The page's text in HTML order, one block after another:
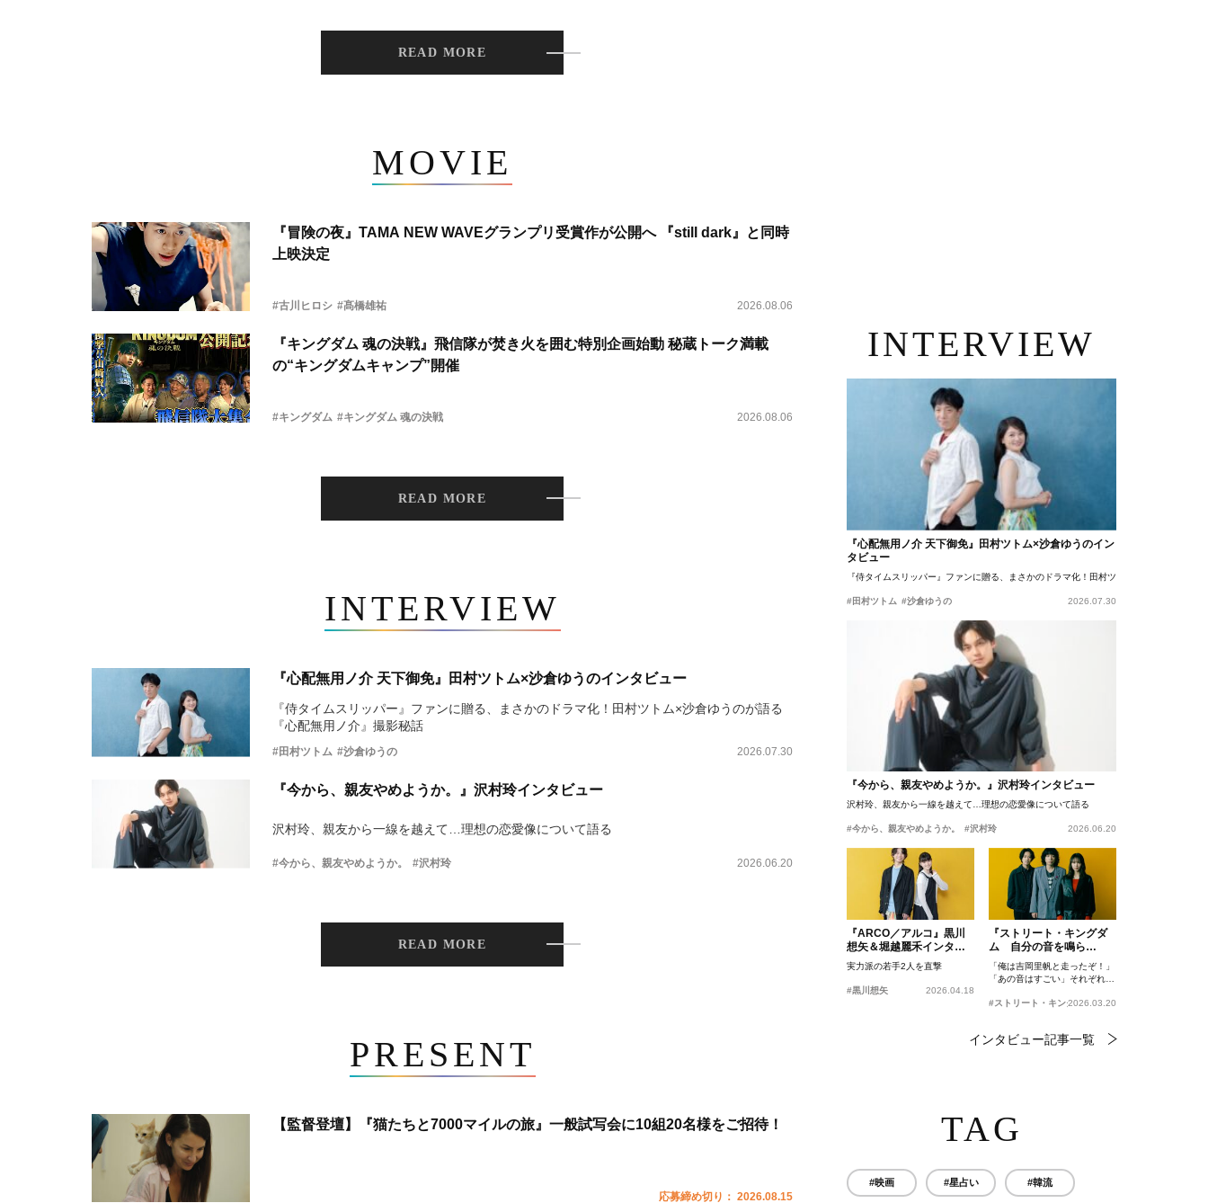
READ MORE
MOVIE
『冒険の夜』TAMA NEW WAVEグランプリ受賞作が公開へ 『still dark』と同時
上映決定
#古川ヒロシ #髙橋雄祐 2026.08.06
『キングダム 魂の決戦』飛信隊が焚き火を囲む特別企画始動 秘蔵トーク満載
の“キングダムキャンプ”開催
#キングダム #キングダム 魂の決戦 2026.08.06
READ MORE
INTERVIEW
『心配無用ノ介 天下御免』田村ツトム×沙倉ゆうのインタビュー
『侍タイムスリッパー』ファンに贈る、まさかのドラマ化！田村ツトム×沙倉ゆうのが語る
『心配無用ノ介』撮影秘話
#田村ツトム #沙倉ゆうの 2026.07.30
『今から、親友やめようか。』沢村玲インタビュー
沢村玲、親友から一線を越えて…理想の恋愛像について語る
#今から、親友やめようか。 #沢村玲 2026.06.20
READ MORE
PRESENT
【監督登壇】『猫たちと7000マイルの旅』一般試写会に10組20名様をご招待！
応募締め切り： 2026.08.15
INTERVIEW
『心配無用ノ介 天下御免』田村ツトム×沙倉ゆうのイン
タビュー
『侍タイムスリッパー』ファンに贈る、まさかのドラマ化！田村ツトム×沙倉ゆうのが語
#田村ツトム #沙倉ゆうの 2026.07.30
『今から、親友やめようか。』沢村玲インタビュー
沢村玲、親友から一線を越えて…理想の恋愛像について語る
#今から、親友やめようか。 #沢村玲 2026.06.20
『ARCO／アルコ』黒川
想矢＆堀越麗禾インタビ
ュー
実力派の若手2人を直撃
#黒川想矢 2026.04.18
『ストリート・キングダ
ム 自分の音を鳴ら
せ。』峯田和伸、若葉竜
也、吉岡里帆インタビュ
ー
「俺は吉岡里帆と走ったぞ！」
「あの音はすごい」それぞれの
#ストリート・キングダム 自分の音を鳴らせ。
2026.03.20
インタビュー記事一覧
TAG
#映画 #星占い #韓流